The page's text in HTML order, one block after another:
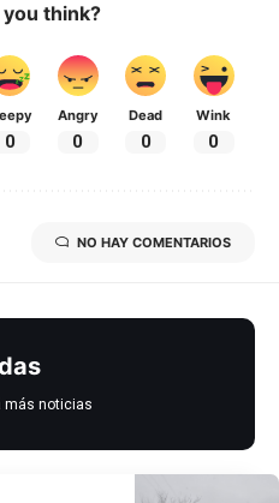
think?
0
Angry
0
Dead
0
Wink
0
NO HAY COMENTARIOS
más noticias